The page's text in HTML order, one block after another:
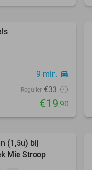
9 min. directions_car
Regulier €33
€19,90
(1,5u) bij
Mie Stroop